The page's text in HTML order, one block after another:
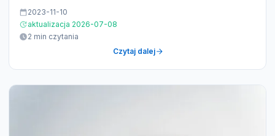
2023-11-10
aktualizacja 2026-07-08
2 min czytania
Czytaj dalej